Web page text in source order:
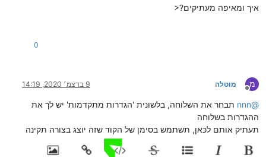
איך ומאיפה מעתיקים?<
0
מ
מנותק
מוטלה 9 בדצמ׳ 2020, 14:19
@
nnn תבחר את השלוחה, בלשונית 'הגדרות מתקדמות' יש לך את
ההגדרות בשלוחה
תעתיק אותם לכאן, תשתמש בסימן של הקוד שזה יוצג בצורה תקינה